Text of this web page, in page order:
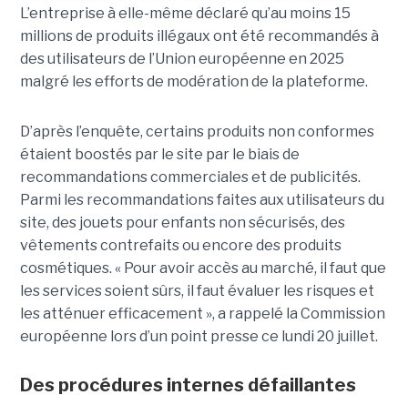
L’entreprise à elle-même déclaré qu’au moins 15
millions de produits illégaux ont été recommandés à
des utilisateurs de l’Union européenne en 2025
malgré les efforts de modération de la plateforme.
D’après l’enquête, certains produits non conformes
étaient boostés par le site par le biais de
recommandations commerciales et de publicités.
Parmi les recommandations faites aux utilisateurs du
site, des jouets pour enfants non sécurisés, des
vêtements contrefaits ou encore des produits
cosmétiques. « Pour avoir accès au marché, il faut que
les services soient sûrs, il faut évaluer les risques et
les atténuer efficacement », a rappelé la Commission
européenne lors d’un point presse ce lundi 20 juillet.
Des procédures internes défaillantes